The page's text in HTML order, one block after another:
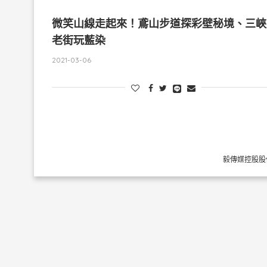
微笑山線走起來！鳶山步道探彩壁秘境、三峽
老街玩藍染
2021-03-06
毅傳媒控股